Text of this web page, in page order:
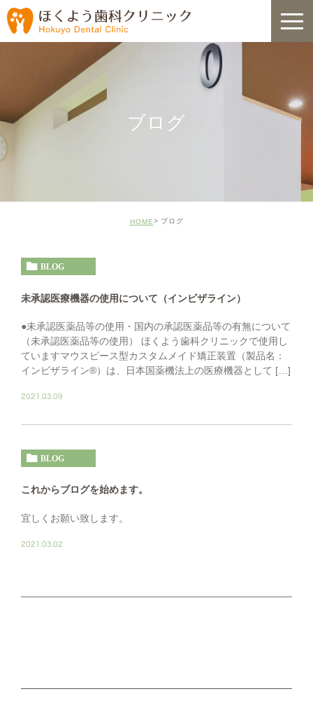
ブログ
HOME ブログ
BLOG
未承認医療機器の使用について（インビザライン）
●未承認医薬品等の使用・国内の承認医薬品等の有無について
（未承認医薬品等の使用） ほくよう歯科クリニックで使用し
ていますマウスピース型カスタムメイド矯正装置（製品名：
インビザライン®）は、日本国薬機法上の医療機器として […]
2021.03.09
BLOG
これからブログを始めます。
宜しくお願い致します。
2021.03.02